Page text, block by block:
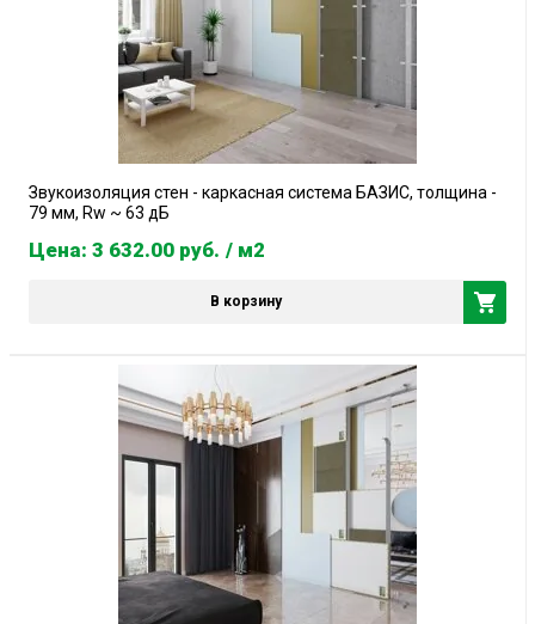
Звукоизоляция стен - каркасная система БАЗИС, толщина -
79 мм, Rw ~ 63 дБ
Цена: 3 632.00 руб. / м2
В корзину